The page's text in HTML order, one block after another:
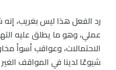
رد الفعل هذا ليس بغريب، إنه
عملي، وهو ما يطلق عليه
الاحتمالات، وعواقب أسوأ
شيوعًا لدينا في المواقف